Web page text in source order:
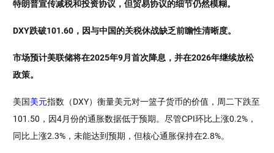
特朗普宣传减税和投资协议，但贸易协议的细节仍然模糊。
DXY跌破101.60，因与中国的关税休战缺乏前瞻性清晰度。
市场预计美联储将在2025年9月首次降息，并在2026年继续放松
政策。
美国美元指数（DXY）衡量美元对一篮子货币的价值，周二下跌至
101.50，因4月份的通胀数据低于预期。尽管CPI环比上涨0.2%，
同比上涨2.3%，未能达到预期，但核心通胀保持在2.8%。